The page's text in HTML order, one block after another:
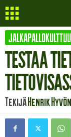
TESTAA
TekijäHenrik